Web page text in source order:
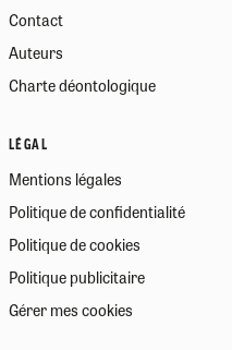
Contact
Auteurs
Charte déontologique
LÉGAL
Mentions légales
Politique de confidentialité
Politique de cookies
Politique publicitaire
Gérer mes cookies